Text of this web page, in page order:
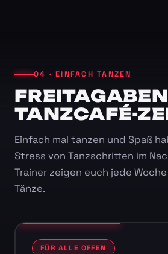
04 · EINFACH TANZEN
TANZCAFÉ-
Einfach mal tanzen und Spaß
Stress von Tanzschritten im
Trainer zeigen euch jede
Tänze.
FÜR ALLE OFFEN